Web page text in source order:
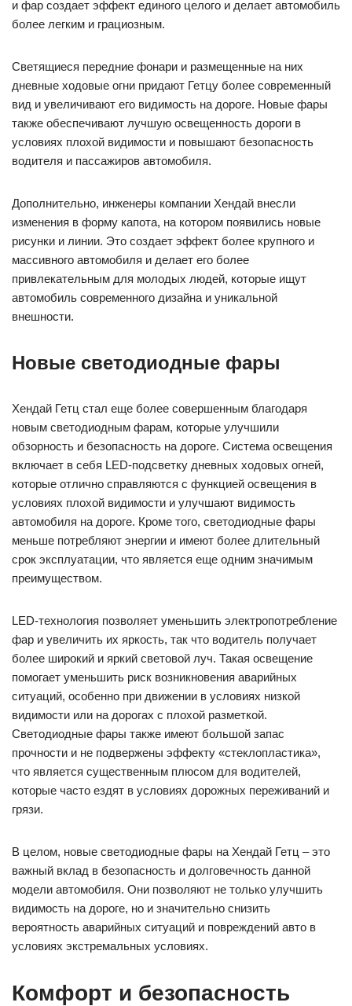
и фар создает эффект единого целого и делает автомобиль
более легким и грациозным.
Светящиеся передние фонари и размещенные на них
дневные ходовые огни придают Гетцу более современный
вид и увеличивают его видимость на дороге. Новые фары
также обеспечивают лучшую освещенность дороги в
условиях плохой видимости и повышают безопасность
водителя и пассажиров автомобиля.
Дополнительно, инженеры компании Хендай внесли
изменения в форму капота, на котором появились новые
рисунки и линии. Это создает эффект более крупного и
массивного автомобиля и делает его более
привлекательным для молодых людей, которые ищут
автомобиль современного дизайна и уникальной
внешности.
Новые светодиодные фары
Хендай Гетц стал еще более совершенным благодаря
новым светодиодным фарам, которые улучшили
обзорность и безопасность на дороге. Система освещения
включает в себя LED-подсветку дневных ходовых огней,
которые отлично справляются с функцией освещения в
условиях плохой видимости и улучшают видимость
автомобиля на дороге. Кроме того, светодиодные фары
меньше потребляют энергии и имеют более длительный
срок эксплуатации, что является еще одним значимым
преимуществом.
LED-технология позволяет уменьшить электропотребление
фар и увеличить их яркость, так что водитель получает
более широкий и яркий световой луч. Такая освещение
помогает уменьшить риск возникновения аварийных
ситуаций, особенно при движении в условиях низкой
видимости или на дорогах с плохой разметкой.
Светодиодные фары также имеют большой запас
прочности и не подвержены эффекту «стеклопластика»,
что является существенным плюсом для водителей,
которые часто ездят в условиях дорожных переживаний и
грязи.
В целом, новые светодиодные фары на Хендай Гетц – это
важный вклад в безопасность и долговечность данной
модели автомобиля. Они позволяют не только улучшить
видимость на дороге, но и значительно снизить
вероятность аварийных ситуаций и повреждений авто в
условиях экстремальных условиях.
Комфорт и безопасность